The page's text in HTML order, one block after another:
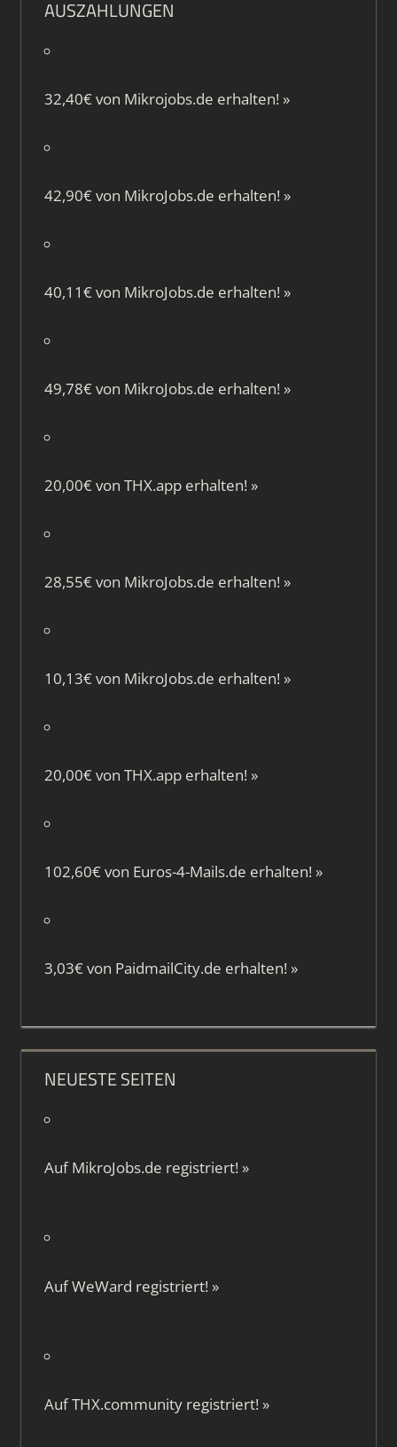
AUSZAHLUNGEN
32,40€ von Mikrojobs.de erhalten! »
42,90€ von MikroJobs.de erhalten! »
40,11€ von MikroJobs.de erhalten! »
49,78€ von MikroJobs.de erhalten! »
20,00€ von THX.apperhalten! »
28,55€ von MikroJobs.de erhalten! »
10,13€ von MikroJobs.de erhalten! »
20,00€ von THX.apperhalten! »
102,60€ von Euros-4-Mails.de erhalten! »
3,03€ von PaidmailCity.de erhalten! »
NEUESTE SEITEN
AufMikroJobs.de registriert! »
AufWeWard registriert! »
AufTHX.communityregistriert! »